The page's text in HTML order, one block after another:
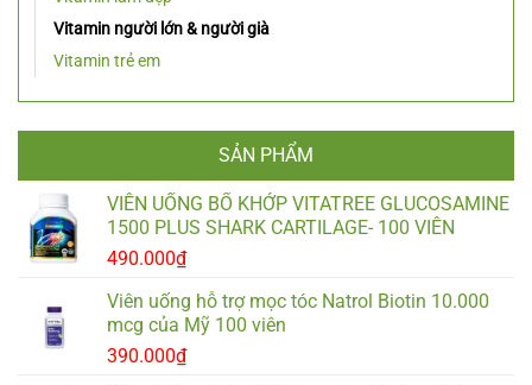
Vitamin người lớn & người già
Vitamin trẻ em
SẢN PHẨM
VIÊN UỐNG BỔ KHỚP VITATREE GLUCOSAMINE
1500 PLUS SHARK CARTILAGE- 100 VIÊN
490.000₫
Viên uống hỗ trợ mọc tóc Natrol Biotin 10.000
mcg của Mỹ 100 viên
390.000₫